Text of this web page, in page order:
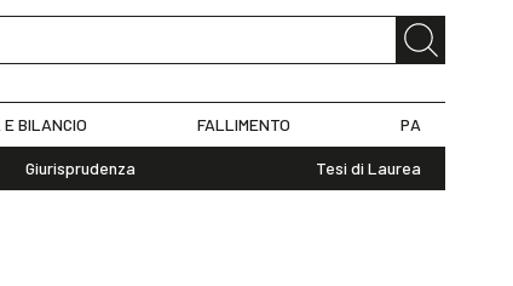
BILANCIO FALLIMENTO PA
Giurisprudenza Tesi di Laurea